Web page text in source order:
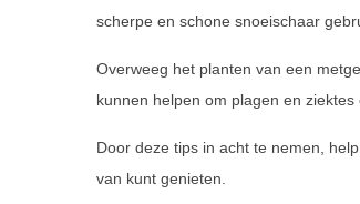
scherpe en schone snoeischaar
Overweeg het planten van een
kunnen helpen om plagen en
Door deze tips in acht te nemen,
van kunt genieten.